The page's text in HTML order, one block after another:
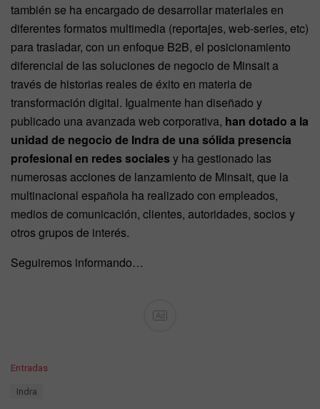
también se ha encargado de desarrollar materiales en
diferentes formatos multimedia (reportajes, web-series, etc)
para trasladar, con un enfoque B2B, el posicionamiento
diferencial de las soluciones de negocio de Minsait a
través de historias reales de éxito en materia de
transformación digital. Igualmente han diseñado y
publicado una avanzada web corporativa, han dotado a la
unidad de negocio de Indra de una sólida presencia
profesional en redes sociales y ha gestionado las
numerosas acciones de lanzamiento de Minsait, que la
multinacional española ha realizado con empleados,
medios de comunicación, clientes, autoridades, socios y
otros grupos de interés.
Seguiremos informando…
Ad
C
Entradas
Indra